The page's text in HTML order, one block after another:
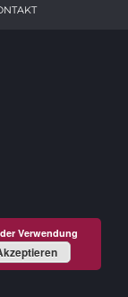
Verwendung